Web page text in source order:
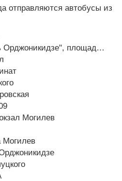
отправляются автобусы из
Могилев
Остановка "Площадь Орджоникидзе", площадь Орджоникидзе
Могилев